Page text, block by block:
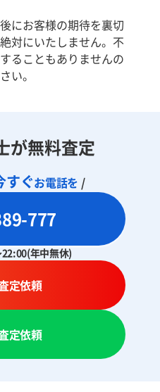
にお客様の期待を裏切
対にいたしません。不
ることもありませんの
い。
が無料査定
すぐお電話を /
777
年中無休)
定依頼
定依頼